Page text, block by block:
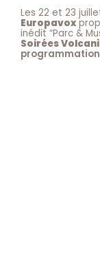
Les 22 et 23
Europavox
inédit “Parc &
Soirées
programmation